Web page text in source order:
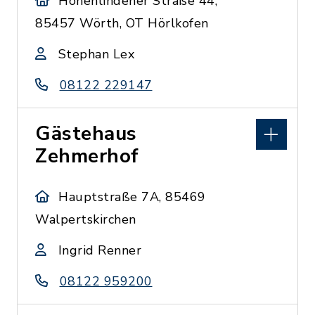
85457 Wörth, OT Hörlkofen
Stephan Lex
08122 229147
Gästehaus
Zehmerhof
Hauptstraße 7A, 85469
Walpertskirchen
Ingrid Renner
08122 959200